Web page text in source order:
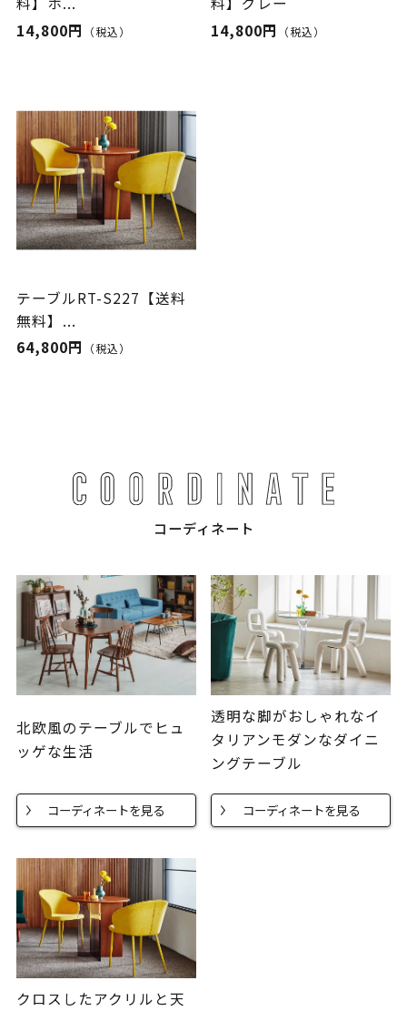
14,800円
（税込）
14,800円
（税込）
テーブルRT-S227【送料
無料】...
64,800円
（税込）
コーディネート
北欧風のテーブルでヒュ
ッゲな生活
コーディネートを見る
透明な脚がおしゃれなイ
タリアンモダンなダイニ
ングテーブル
コーディネートを見る
クロスしたアクリルと天